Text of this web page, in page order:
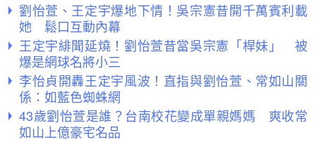
劉怡萱、王定宇爆地下情！吳宗憲昔開千萬賓利載
她 鬆口互動內幕
王定宇緋聞延燒！劉怡萱昔當吳宗憲「桿妹」 被
爆是網球名將小三
李怡貞開轟王定宇風波！直指與劉怡萱、常如山關
係：如藍色蜘蛛網
43歲劉怡萱是誰？台南校花變成單親媽媽 爽收常
如山上億豪宅名品